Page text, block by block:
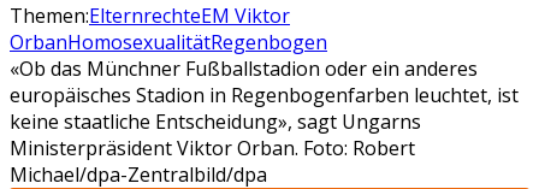
Themen:ElternrechteEM Viktor
OrbanHomosexualitätRegenbogen
«Ob das Münchner Fußballstadion oder ein anderes
europäisches Stadion in Regenbogenfarben leuchtet, ist
keine staatliche Entscheidung», sagt Ungarns
Ministerpräsident Viktor Orban. Foto: Robert
Michael/dpa-Zentralbild/dpa